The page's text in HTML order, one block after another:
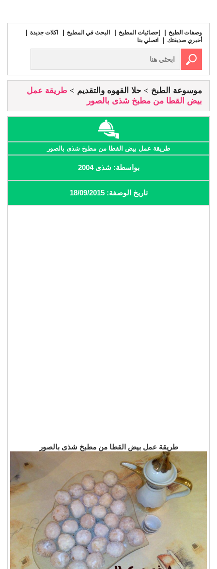
وصفات الطبخ إحصائيات المطبخ البحث في المطبخ
اكلات جديدة
أخبري صديقتك
اتصلي بنا
موسوعة الطبخ حلا القهوه والتقديم
طريقة عمل
بيض القطا من مطبخ شذى بالصور
طريقة عمل بيض القطا من مطبخ شذى بالصور
بواسطة: شذى 2004
تاريخ الوصفة: 18/09/2015
طريقة عمل بيض القطا من مطبخ شذى بالصور